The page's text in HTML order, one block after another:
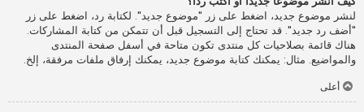
لنشر موضوع جديد، اضغط على زر "موضوع جديد". لكتابة رد، اضغط على زر
"أضف رد جديد". قد تحتاج إلى التسجيل قبل أن تتمكن من كتابة المشاركات.
هناك قائمة بصلاحيات كل منتدى تكون متاحة في أسفل صفحة المنتدى
والمواضيع. مثال: يمكنك كتابة موضوع جديد، يمكنك إرفاق ملفات مرفقة، إلخ.
أعلى